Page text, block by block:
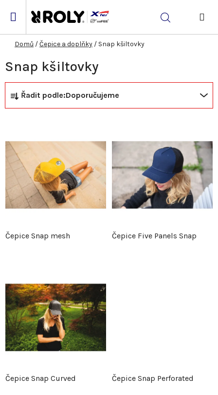
Hledat
Domů /Čepice a doplňky / Snap kšiltovky
Snap kšiltovky
Ř
z
e
n
í
p
d
u
k
Řadit podle:Doporučujeme
V
p
i
s
p
r
u
k
t
Čepice Snap mesh Čepice Five Panels Snap
Čepice Snap Curved Čepice Snap Perforated